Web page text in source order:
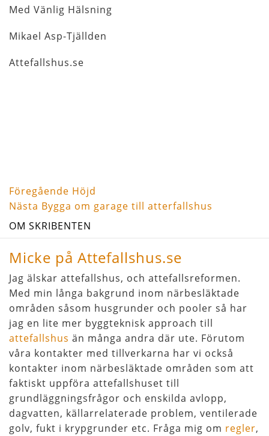
Med Vänlig Hälsning
Mikael Asp-Tjällden
Attefallshus.se
Inläggsnavigering
Föregående
inlägg
Föregående Höjd
Nästa
inlägg
Nästa Bygga om garage till atterfallshus
OM SKRIBENTEN
Micke på Attefallshus.se
Jag älskar attefallshus, och attefallsreformen.
Med min långa bakgrund inom närbesläktade
områden såsom husgrunder och pooler så har
jag en lite mer byggteknisk approach till
attefallshus än många andra där ute. Förutom
våra kontakter med tillverkarna har vi också
kontakter inom närbesläktade områden som att
faktiskt uppföra attefallshuset till
grundläggningsfrågor och enskilda avlopp,
dagvatten, källarrelaterade problem, ventilerade
golv, fukt i krypgrunder etc. Fråga mig om regler,